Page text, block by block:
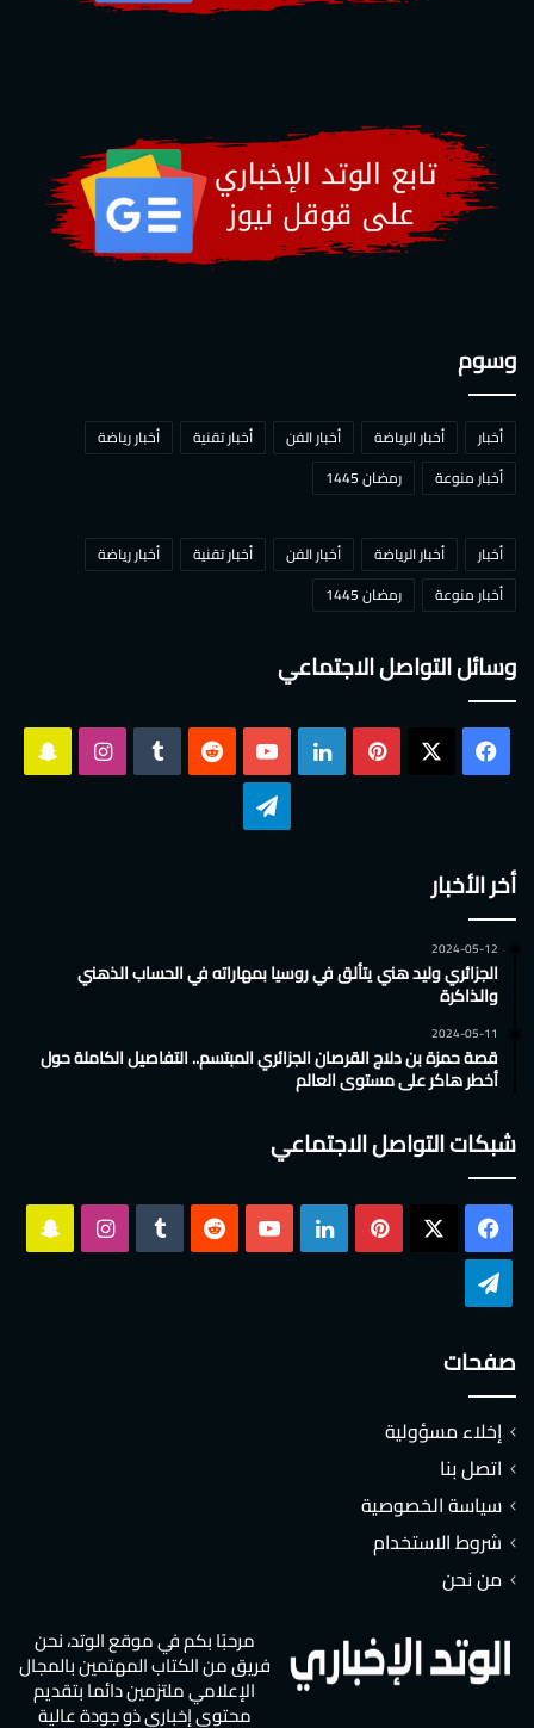
وسوم
أخبار أخبار الرياضة أخبار الفن أخبار تقنية
أخبار رياضة
أخبار منوعة
رمضان 1445
أخبار أخبار الرياضة أخبار الفن أخبار تقنية
أخبار رياضة
أخبار منوعة
رمضان 1445
وسائل التواصل الاجتماعي
فيسبوك بينتيريست لينكدإن ‫YouTube انستقرام
أخر الأخبار
2024-05-12
الجزائري وليد هني يتألق في روسيا بمهاراته في الحساب الذهني
والذاكرة
2024-05-11
قصة حمزة بن دلاج القرصان الجزائري المبتسم.. التفاصيل الكاملة حول
أخطر هاكر على مستوى العالم
شبكات التواصل الاجتماعي
فيسبوك بينتيريست لينكدإن ‫YouTube انستقرام
صفحات
إخلاء مسؤولية
اتصل بنا
سياسة الخصوصية
شروط الاستخدام
من نحن
مرحبًا بكم في موقع الوتد، نحن
فريق من الكتاب المهتمين بالمجال
الإعلامي ملتزمين دائما بتقديم
محتوى إخباري ذو جودة عالية